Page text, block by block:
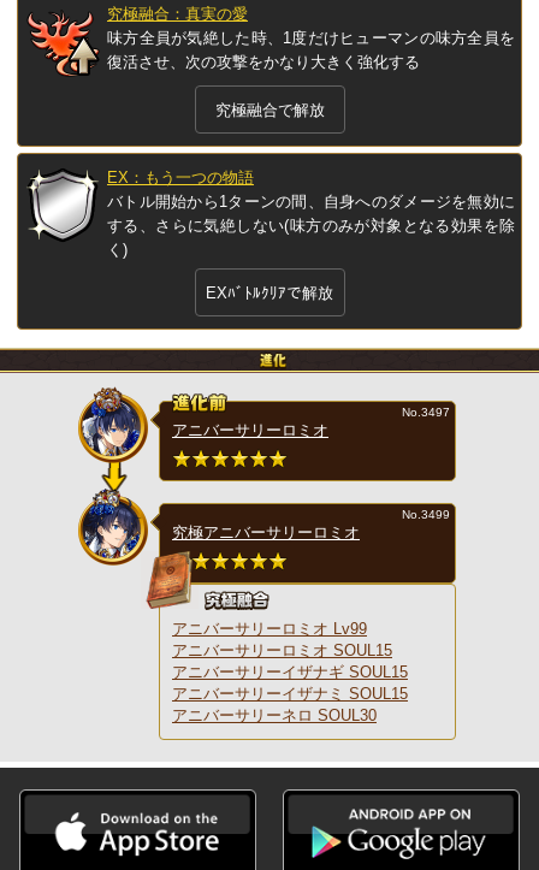
究極融合：真実の愛
味方全員が気絶した時、1度だけヒューマンの味方全員を
復活させ、次の攻撃をかなり大きく強化する
究極融合で解放
EX：もう一つの物語
バトル開始から1ターンの間、自身へのダメージを無効に
する、さらに気絶しない(味方のみが対象となる効果を除
く)
EXﾊﾞﾄﾙｸﾘｱで解放
アニバーサリーロミオ
No.3497
究極アニバーサリーロミオ
No.3499
アニバーサリーロミオ Lv99
アニバーサリーロミオ SOUL15
アニバーサリーイザナギ SOUL15
アニバーサリーイザナミ SOUL15
アニバーサリーネロ SOUL30